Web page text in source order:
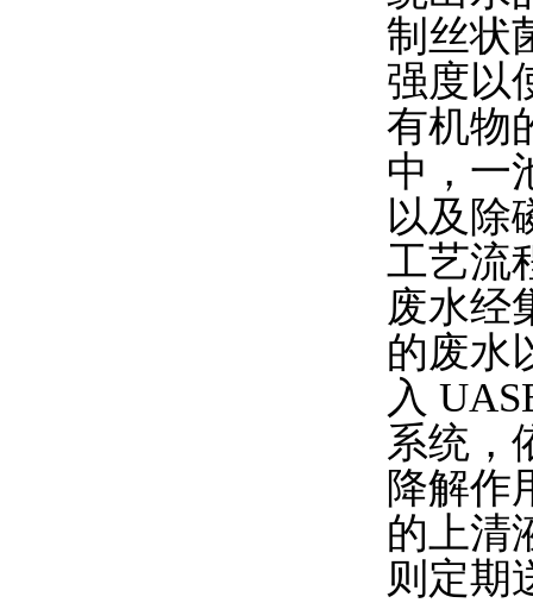
制丝状
强度以
有机物
中，一
以及除
工艺流
废水经
的废水
入
系统，
降解作
的上清
则定期